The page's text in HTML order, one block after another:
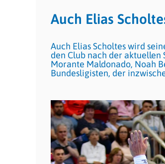
Auch Elias
Auch Elias Scholtes wird
den Club nach der aktuellen
Morante Maldonado, Noah
Bundesligisten, der